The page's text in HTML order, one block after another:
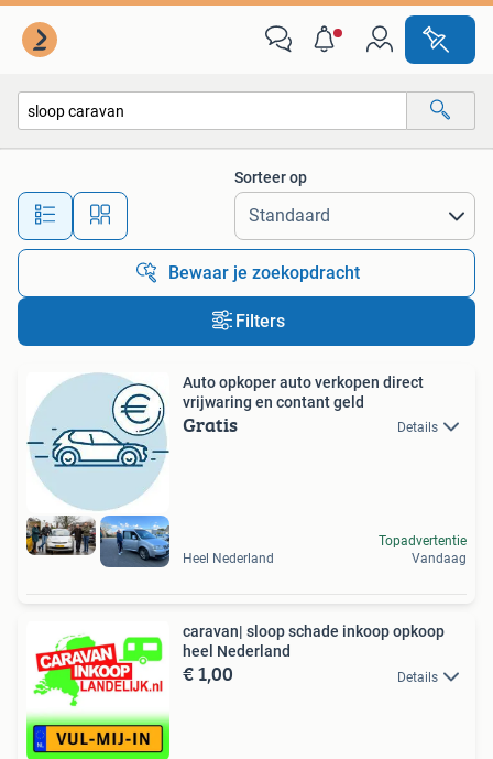
Alle afstanden…
Sorteer op
Bewaar je zoekopdracht
Filters
Auto opkoper auto verkopen direct
vrijwaring en contant geld
Gratis Details
Heel Nederland
Topadvertentie
Vandaag
caravan| sloop schade inkoop opkoop
heel Nederland
€ 1,00 Details